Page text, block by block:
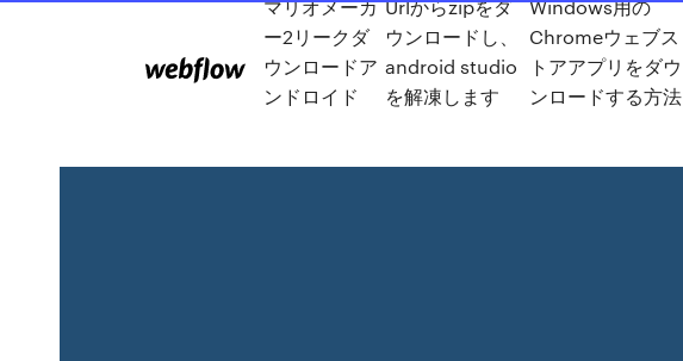
マリオメーカ
ー2リークダ
ウンロードア
ンドロイド
Urlからzipをダ
ウンロードし、
android studio
を解凍します
Windows用の
Chromeウェブス
トアアプリをダウ
ンロードする方法